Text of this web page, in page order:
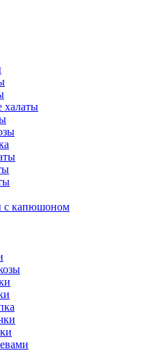
халаты
с капюшоном